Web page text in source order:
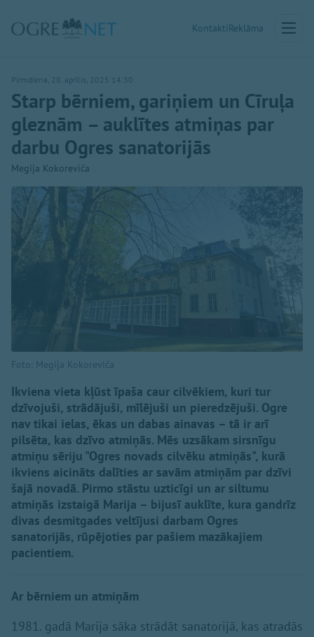
KontaktiReklāma
Pirmdiena, 28. aprīlis, 2025 14:30
Starp bērniem, gariņiem un Cīruļa
gleznām – auklītes atmiņas par
darbu Ogres sanatorijās
Megija Kokoreviča
Foto: Megija Kokoreviča
Ikviena vieta kļūst īpaša caur cilvēkiem, kuri tur
dzīvojuši, strādājuši, mīlējuši un pieredzējuši. Ogre
nav tikai ielas, ēkas un dabas ainavas – tā ir arī
pilsēta, kas dzīvo atmiņās. Mēs uzsākam sirsnīgu
atmiņu sēriju "Ogres novads cilvēku atmiņās", kurā
ikviens aicināts dalīties ar savām atmiņām par dzīvi
šajā novadā. Pirmo stāstu uzticīgi un ar siltumu
atmiņās izstaigā Marija – bijusī auklīte, kura gandrīz
divas desmitgades veltījusi darbam Ogres
sanatorijās, rūpējoties par pašiem mazākajiem
pacientiem.
Ar bērniem un atmiņām
1981. gadā Marija sāka strādāt sanatorijā, kas atradās